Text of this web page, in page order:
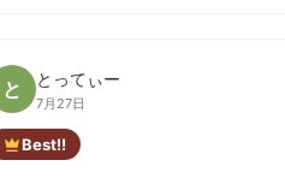
と とってぃー
7月27日
Best!!